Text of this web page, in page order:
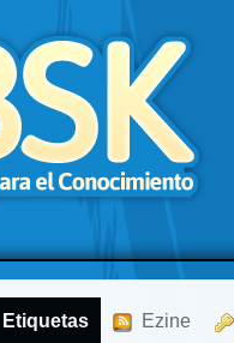
Etiquetas Ezine